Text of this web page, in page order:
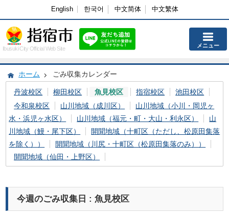
English 한국어 中文简体 中文繁体
Ibusuki City Official Web Site メニュー
ホーム ごみ収集カレンダー
丹波校区 柳田校区 魚見校区 指宿校区
池田校区
今和泉校区
山川地域（成川区）
山川地域（小川・岡児ヶ
水・浜児ヶ水区）
山川地域（福元・町・大山・利永区）
山
川地域（鰻・尾下区）
開聞地域（十町区（ただし、松原田集落
を除く））
開聞地域（川尻・十町区（松原田集落のみ））
開聞地域（仙田・上野区）
今週のごみ収集日 : 魚見校区